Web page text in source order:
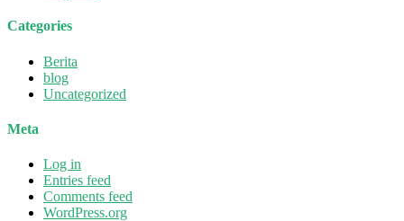
Categories
Berita
blog
Uncategorized
Meta
Log in
Entries feed
Comments feed
WordPress.org